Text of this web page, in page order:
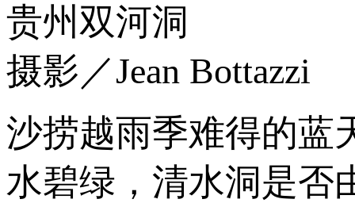
贵州双河洞
摄影／Jean Bottazzi
沙捞越雨季难得的蓝
水碧绿，清水洞是否